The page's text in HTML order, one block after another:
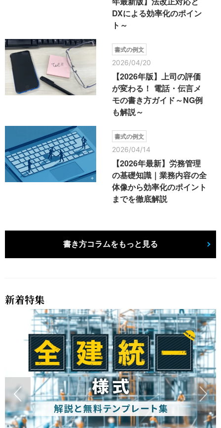
DXによる効率化のポイン
ト～
書式の例文
2026/04/20
【2026年版】上司の評価
が変わる！ 電話・伝言メ
モの書き方ガイド～NG例
も解説～
書式の例文
2026/04/14
【2026年最新】労務管理
の基礎知識｜業務内容の全
体像から効率化のポイント
までを徹底解説
書き方コラムをもっと見る
新着特集